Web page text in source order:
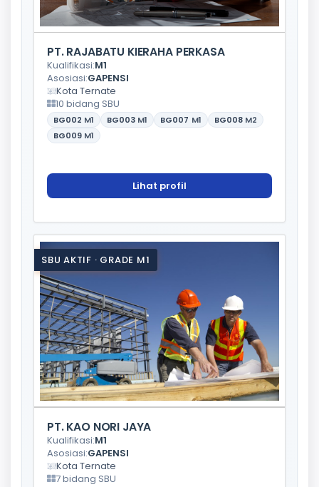
PT. RAJABATU KIERAHA PERKASA
Kualifikasi:M1
Asosiasi:GAPENSI
Kota Ternate
10 bidang SBU
BG002 M1 BG003 M1 BG007 M1 BG008 M2
BG009 M1
Lihat profil
SBU AKTIF · GRADE M1
PT. KAO NORI JAYA
Kualifikasi:M1
Asosiasi:GAPENSI
Kota Ternate
7 bidang SBU